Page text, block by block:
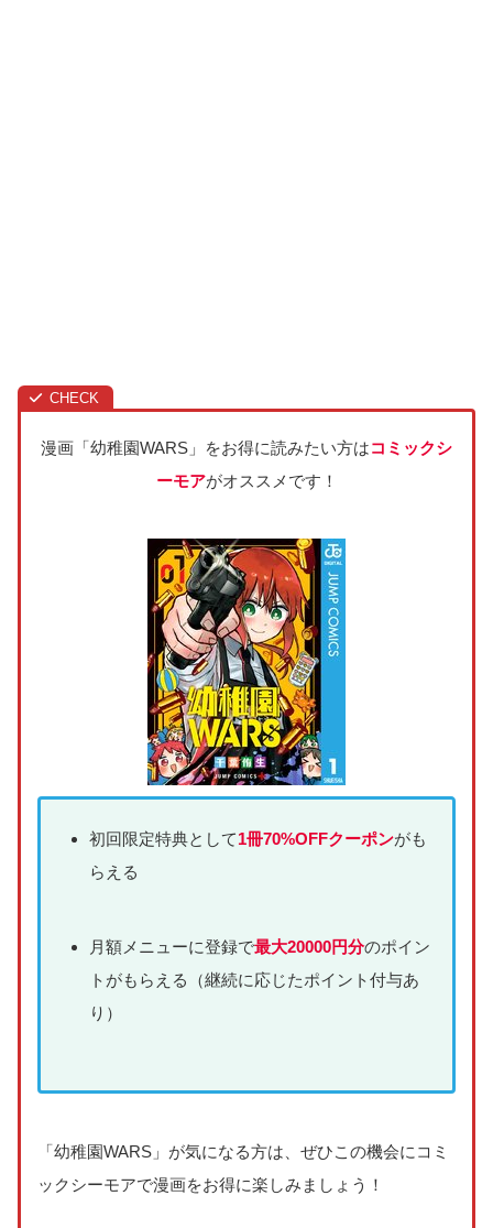
漫画「幼稚園WARS」をお得に読みたい方はコミックシ
ーモアがオススメです！
初回限定特典として1冊70%OFFクーポンがも
らえる
月額メニューに登録で最大20000円分のポイン
トがもらえる（継続に応じたポイント付与あ
り）
「幼稚園WARS」が気になる方は、ぜひこの機会にコミ
ックシーモアで漫画をお得に楽しみましょう！